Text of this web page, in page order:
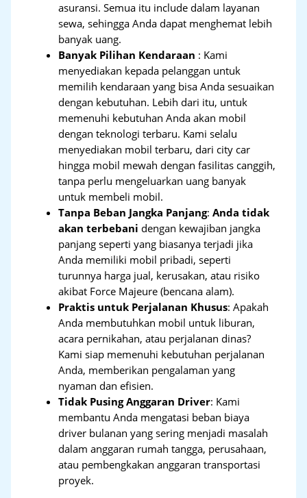
asuransi. Semua itu include dalam layanan
sewa, sehingga Anda dapat menghemat lebih
banyak uang.
Banyak Pilihan Kendaraan : Kami
menyediakan kepada pelanggan untuk
memilih kendaraan yang bisa Anda sesuaikan
dengan kebutuhan. Lebih dari itu, untuk
memenuhi kebutuhan Anda akan mobil
dengan teknologi terbaru. Kami selalu
menyediakan mobil terbaru, dari city car
hingga mobil mewah dengan fasilitas canggih,
tanpa perlu mengeluarkan uang banyak
untuk membeli mobil.
Tanpa Beban Jangka Panjang:Anda tidak
akan terbebani dengan kewajiban jangka
panjang seperti yang biasanya terjadi jika
Anda memiliki mobil pribadi, seperti
turunnya harga jual, kerusakan, atau risiko
akibat Force Majeure (bencana alam).
Praktis untuk Perjalanan Khusus: Apakah
Anda membutuhkan mobil untuk liburan,
acara pernikahan, atau perjalanan dinas?
Kami siap memenuhi kebutuhan perjalanan
Anda, memberikan pengalaman yang
nyaman dan efisien.
Tidak Pusing Anggaran Driver: Kami
membantu Anda mengatasi beban biaya
driver bulanan yang sering menjadi masalah
dalam anggaran rumah tangga, perusahaan,
atau pembengkakan anggaran transportasi
proyek.